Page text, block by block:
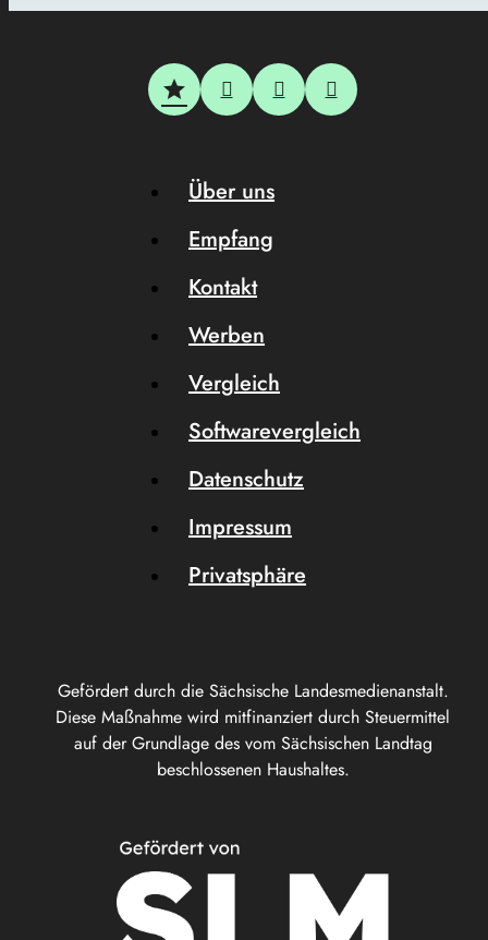
Gefördert durch die Sächsische Landesmedienanstalt.
Diese Maßnahme wird mitfinanziert durch Steuermittel
auf der Grundlage des vom Sächsischen Landtag
beschlossenen Haushaltes.
Über uns
Empfang
Kontakt
Werben
Vergleich
Softwarevergleich
Datenschutz
Impressum
Privatsphäre